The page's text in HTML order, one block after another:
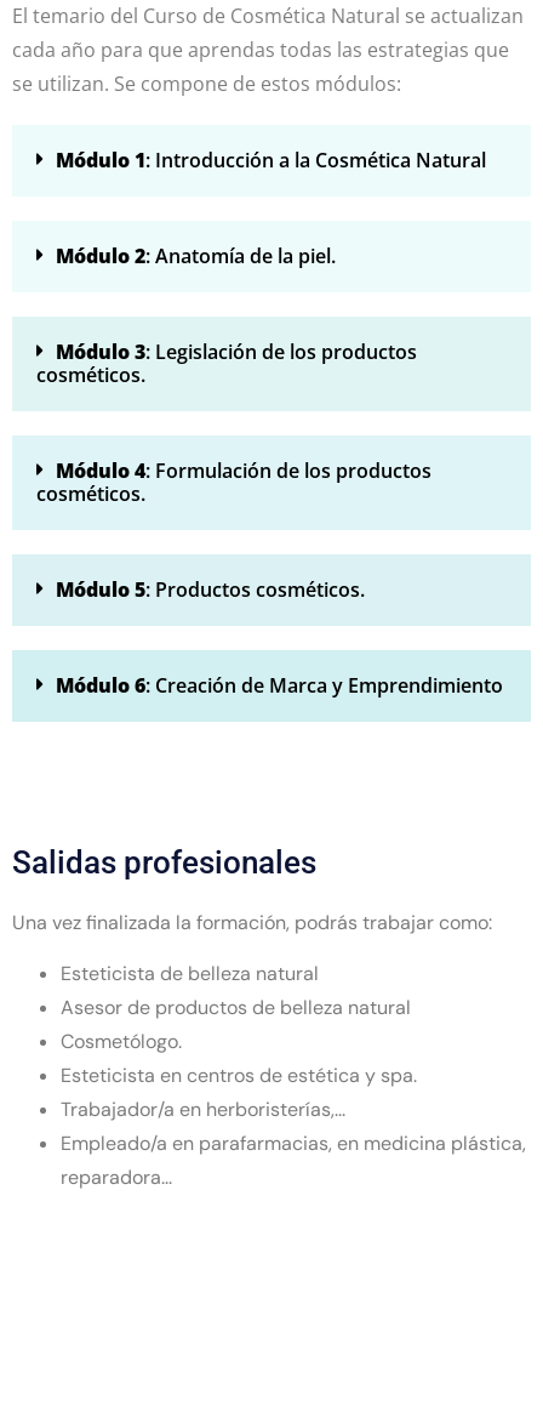
El temario del Curso de Cosmética Natural se actualizan
cada año para que aprendas todas las estrategias que
se utilizan. Se compone de estos módulos:
Módulo 1: Introducción a la Cosmética Natural
Módulo 2: Anatomía de la piel.
Módulo 3: Legislación de los productos
cosméticos.
Módulo 4: Formulación de los productos
cosméticos.
Módulo 5: Productos cosméticos.
Módulo 6: Creación de Marca y Emprendimiento
Salidas profesionales
Una vez finalizada la formación, podrás trabajar como:
Esteticista de belleza natural
Asesor de productos de belleza natural
Cosmetólogo.
Esteticista en centros de estética y spa.
Trabajador/a en herboristerías,...
Empleado/a en parafarmacias, en medicina plástica,
reparadora...